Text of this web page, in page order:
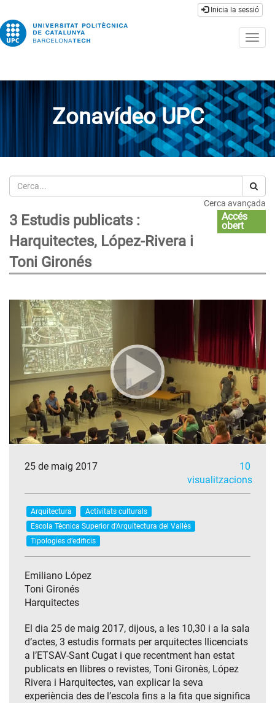
Inicia la sessió
Zonavídeo UPC
Cerca
Cerca avançada
3 Estudis publicats :
Harquitectes, López-Rivera i
Toni Gironés
Accés
obert
25 de maig 2017
10
visualitzacions
Arquitectura
Activitats culturals
Escola Tècnica Superior d'Arquitectura del Vallès
Tipologies d’edificis
Emiliano López
Toni Gironés
Harquitectes
El dia 25 de maig 2017, dijous, a les 10,30 i a la sala
d’actes, 3 estudis formats per arquitectes llicenciats
a l’ETSAV-Sant Cugat i que recentment han estat
publicats en llibres o revistes, Toni Gironès, López
Rivera i Harquitectes, van explicar la seva
experiència des de l’escola fins a la fita que significa